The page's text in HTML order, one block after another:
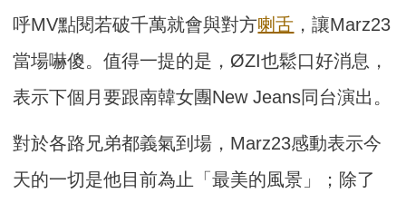
呼MV點閱若破千萬就會與對方喇舌 ，讓Marz23
當場嚇傻。值得一提的是，ØZI也鬆口好消息，
表示下個月要跟南韓女團New Jeans同台演出。
對於各路兄弟都義氣到場，Marz23感動表示今
天的一切是他目前為止「最美的風景」；除了